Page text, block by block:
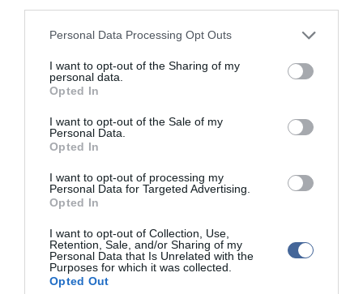
Please note that this website/app uses one or more Google
not limited to your visit or usage behaviour. You may click to
grant or deny consent to Google and its third-party tags to
use your data for below specified purposes in below Google
consent section.
Personal Data Processing Opt Outs
I want to opt-out of the Sharing of my
personal data.
Opted In
I want to opt-out of the Sale of my
Personal Data.
Opted In
I want to opt-out of processing my
Personal Data for Targeted Advertising.
Opted In
I want to opt-out of Collection, Use,
Retention, Sale, and/or Sharing of my
Personal Data that Is Unrelated with the
Purposes for which it was collected.
Opted Out
Megható felvétel: elpusztult borját vitte magával egy
Nem is olyan egészséges a népszerű banán?
Tanár Úr gyere, mindjárt lesz Lillád!
JólVanna
2022.05.10 20:31
Porvihar